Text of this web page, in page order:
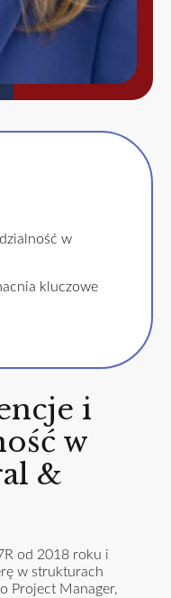
w
kluczowe
i
w
&
od 2018 roku i
w strukturach
Project Manager,